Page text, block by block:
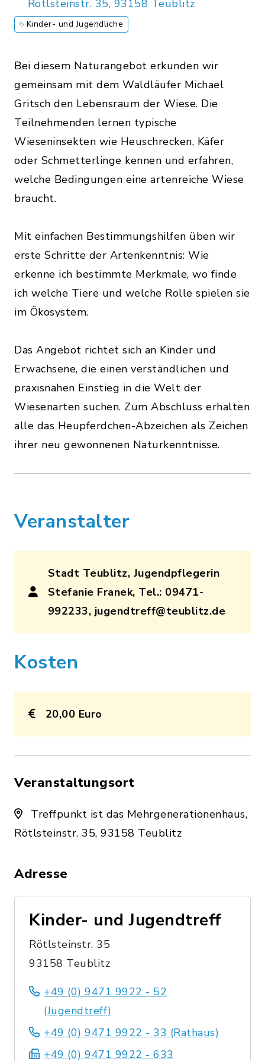
Rötlsteinstr. 35, 93158 Teublitz
Kinder- und Jugendliche
Bei diesem Naturangebot erkunden wir
gemeinsam mit dem Waldläufer Michael
Gritsch den Lebensraum der Wiese. Die
Teilnehmenden lernen typische
Wieseninsekten wie Heuschrecken, Käfer
oder Schmetterlinge kennen und erfahren,
welche Bedingungen eine artenreiche Wiese
braucht.
Mit einfachen Bestimmungshilfen üben wir
erste Schritte der Artenkenntnis: Wie
erkenne ich bestimmte Merkmale, wo finde
ich welche Tiere und welche Rolle spielen sie
im Ökosystem.
Das Angebot richtet sich an Kinder und
Erwachsene, die einen verständlichen und
praxisnahen Einstieg in die Welt der
Wiesenarten suchen. Zum Abschluss erhalten
alle das Heupferdchen-Abzeichen als Zeichen
ihrer neu gewonnenen Naturkenntnisse.
Veranstalter
Stadt Teublitz, Jugendpflegerin
Stefanie Franek, Tel.: 09471-
992233, jugendtreff@teublitz.de
Kosten
20,00 Euro
Veranstaltungsort
Treffpunkt ist das Mehrgenerationenhaus,
Rötlsteinstr. 35, 93158 Teublitz
Adresse
Kinder- und Jugendtreff
Rötlsteinstr. 35
93158 Teublitz
+49 (0) 9471 9922 - 52
(Jugendtreff)
+49 (0) 9471 9922 - 33 (Rathaus)
+49 (0) 9471 9922 - 633